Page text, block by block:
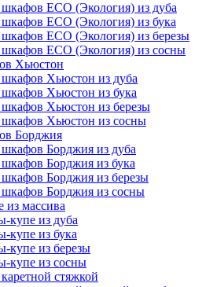
ECO (Экология) из дуба
ECO (Экология) из бука
ECO (Экология) из березы
ECO (Экология) из сосны
Хьюстон
Хьюстон из дуба
Хьюстон из бука
Хьюстон из березы
Хьюстон из сосны
Борджия
Борджия из дуба
Борджия из бука
Борджия из березы
Борджия из сосны
массива
купе из дуба
из бука
купе из березы
купе из сосны
стяжкой